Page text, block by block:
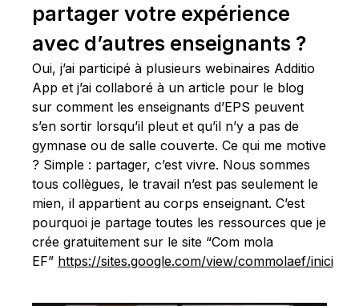
partager votre expérience
avec d’autres enseignants ?
Oui, j’ai participé à plusieurs webinaires Additio
App et j’ai collaboré à un article pour le blog
sur comment les enseignants d’EPS peuvent
s’en sortir lorsqu’il pleut et qu’il n’y a pas de
gymnase ou de salle couverte. Ce qui me motive
? Simple : partager, c’est vivre. Nous sommes
tous collègues, le travail n’est pas seulement le
mien, il appartient au corps enseignant. C’est
pourquoi je partage toutes les ressources que je
crée gratuitement sur le site “Com mola
EF” https://sites.google.com/view/commolaef/inici